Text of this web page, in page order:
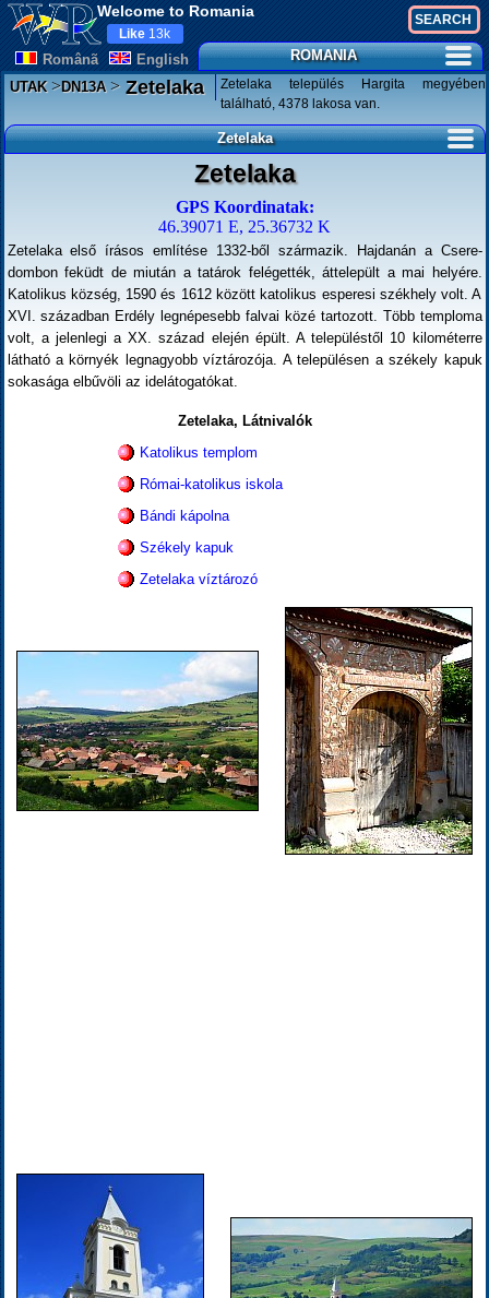
Welcome to Romania
Românã English
Like 13k
ROMANIA
UTAK>DN13A>Zetelaka
Zetelaka település Hargita megyében
található, 4378 lakosa van.
Zetelaka
Zetelaka
GPS Koordinatak:
46.39071 E, 25.36732 K
Zetelaka első írásos említése 1332-ből származik. Hajdanán a Csere-
dombon feküdt de miután a tatárok felégették, áttelepült a mai helyére.
Katolikus község, 1590 és 1612 között katolikus esperesi székhely volt. A
XVI. században Erdély legnépesebb falvai közé tartozott. Több temploma
volt, a jelenlegi a XX. század elején épült. A településtől 10 kilométerre
látható a környék legnagyobb víztározója. A településen a székely kapuk
sokasága elbűvöli az idelátogatókat.
Zetelaka, Látnivalók
Katolikus templom
Római-katolikus iskola
Bándi kápolna
Székely kapuk
Zetelaka víztározó